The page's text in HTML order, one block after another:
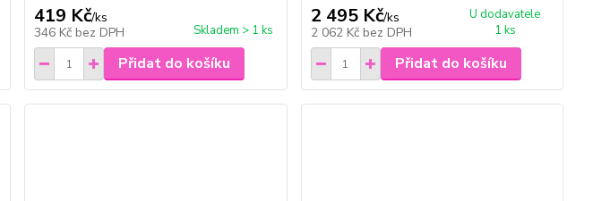
419 Kč/ks
346 Kč bez DPH Skladem > 1 ks
Přidat do košíku
2 495 Kč/ks
2 062 Kč bez DPH
U dodavatele
1 ks
Přidat do košíku